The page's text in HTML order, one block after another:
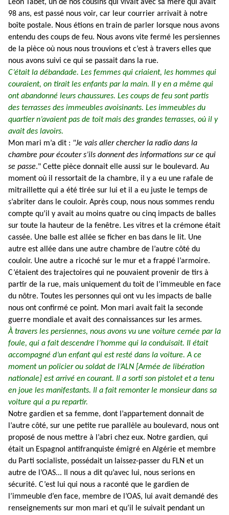
Léon Tabet, un de nos cousins qui vivait avec sa mère qui avait
98 ans, est passé nous voir, car leur courrier arrivait à notre
boîte postale. Nous étions en train de parler lorsque nous avons
entendu des coups de feu. Nous avons vite fermé les persiennes
de la pièce où nous nous trouvions et c’est à travers elles que
nous avons suivi ce qui se passait dans la rue.
C’était la débandade. Les femmes qui criaient, les hommes qui
couraient, on tirait les enfants par la main. Il y en a même qui
ont abandonné leurs chaussures. Les coups de feu sont partis
des terrasses des immeubles avoisinants. Les immeubles du
quartier n’avaient pas de toit mais des grandes terrasses, où il y
avait des lavoirs.
Mon mari m’a dit : "Je vais aller chercher la radio dans la
chambre pour écouter s’ils donnent des informations sur ce qui
se passe." Cette pièce donnait elle aussi sur le boulevard. Au
moment où il ressortait de la chambre, il y a eu une rafale de
mitraillette qui a été tirée sur lui et il a eu juste le temps de
s’abriter dans le couloir. Après coup, nous nous sommes rendu
compte qu’il y avait au moins quatre ou cinq impacts de balles
sur toute la hauteur de la fenêtre. Les vitres et la crémone était
cassée. Une balle est allée se ficher en bas dans le lit. Une
autre est allée dans une autre chambre de l’autre côté du
couloir. Une autre a ricoché sur le mur et a frappé l’armoire.
C’étaient des trajectoires qui ne pouvaient provenir de tirs à
partir de la rue, mais uniquement du toit de l’immeuble en face
du nôtre. Toutes les personnes qui ont vu les impacts de balle
nous ont confirmé ce point. Mon mari avait fait la seconde
guerre mondiale et avait des connaissances sur les armes.
À travers les persiennes, nous avons vu une voiture cernée par la
foule, qui a fait descendre l’homme qui la conduisait. Il était
accompagné d’un enfant qui est resté dans la voiture. A ce
moment un policier ou soldat de l’ALN [Armée de libération
nationale] est arrivé en courant. Il a sorti son pistolet et a tenu
en joue les manifestants. Il a fait remonter le monsieur dans sa
voiture qui a pu repartir.
Notre gardien et sa femme, dont l’appartement donnait de
l’autre côté, sur une petite rue parallèle au boulevard, nous ont
proposé de nous mettre à l’abri chez eux. Notre gardien, qui
était un Espagnol antifranquiste émigré en Algérie et membre
du Parti socialiste, possédait un laissez-passer du FLN et un
autre de l’OAS... Il nous a dit qu’avec lui, nous serions en
sécurité. C’est lui qui nous a raconté que le gardien de
l’immeuble d’en face, membre de l’OAS, lui avait demandé des
renseignements sur mon mari et qu’il le suivait pendant un